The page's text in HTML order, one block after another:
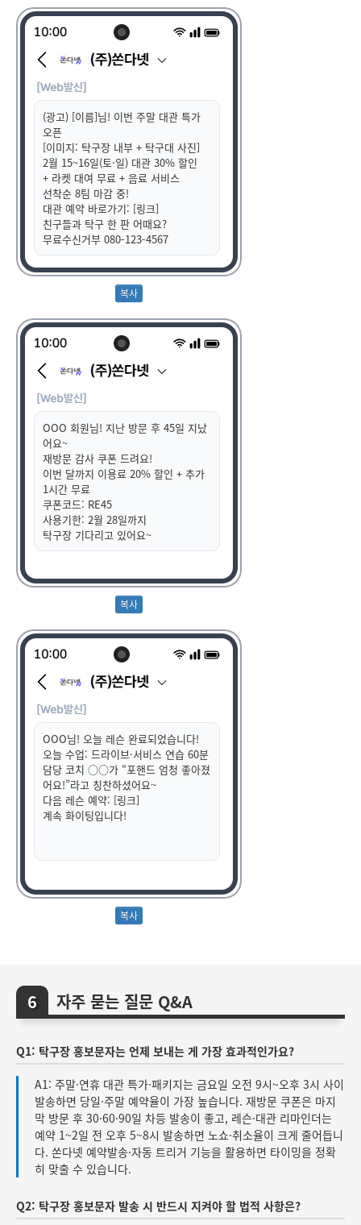
(광고) [이름]님! 이번 주말 대관 특가
오픈
[이미지: 탁구장 내부 + 탁구대 사진]
2월 15~16일(토·일) 대관 30% 할인
+ 라켓 대여 무료 + 음료 서비스
선착순 8팀 마감 중!
대관 예약 바로가기: [링크]
친구들과 탁구 한 판 어때요?
무료수신거부 080-123-4567
OOO 회원님! 지난 방문 후 45일 지났
어요~
재방문 감사 쿠폰 드려요!
이번 달까지 이용료 20% 할인 + 추가
1시간 무료
쿠폰코드: RE45
사용기한: 2월 28일까지
탁구장 기다리고 있어요~
OOO님! 오늘 레슨 완료되었습니다!
오늘 수업: 드라이브·서비스 연습 60분
담당 코치 ○○가 “포핸드 엄청 좋아졌
어요!”라고 칭찬하셨어요~
다음 레슨 예약: [링크]
계속 화이팅입니다!
자주 묻는 질문 Q&A
Q1: 탁구장 홍보문자는 언제 보내는 게 가장 효과적인가요?
A1: 주말·연휴 대관 특가·패키지는 금요일 오전 9시~오후 3시 사이
발송하면 당일·주말 예약율이 가장 높습니다. 재방문 쿠폰은 마지
막 방문 후 30·60·90일 차등 발송이 좋고, 레슨·대관 리마인더는
예약 1~2일 전 오후 5~8시 발송하면 노쇼·취소율이 크게 줄어듭니
다. 쏜다넷 예약발송·자동 트리거 기능을 활용하면 타이밍을 정확
히 맞출 수 있습니다.
Q2: 탁구장 홍보문자 발송 시 반드시 지켜야 할 법적 사항은?